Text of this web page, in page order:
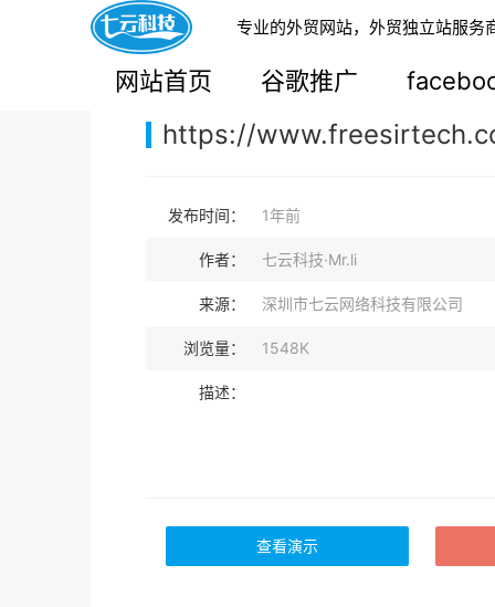
专业的外贸网站，外贸独立站服务
网站首页 谷歌推广
您的当前位置： 网站首页>案例展示>B2C外贸独
https://
发布时间： 1年前
作者： 七云科技·Mr.li
来源： 深圳市七云网络科技有限公司
浏览量： 1548K
描述：
查看演示